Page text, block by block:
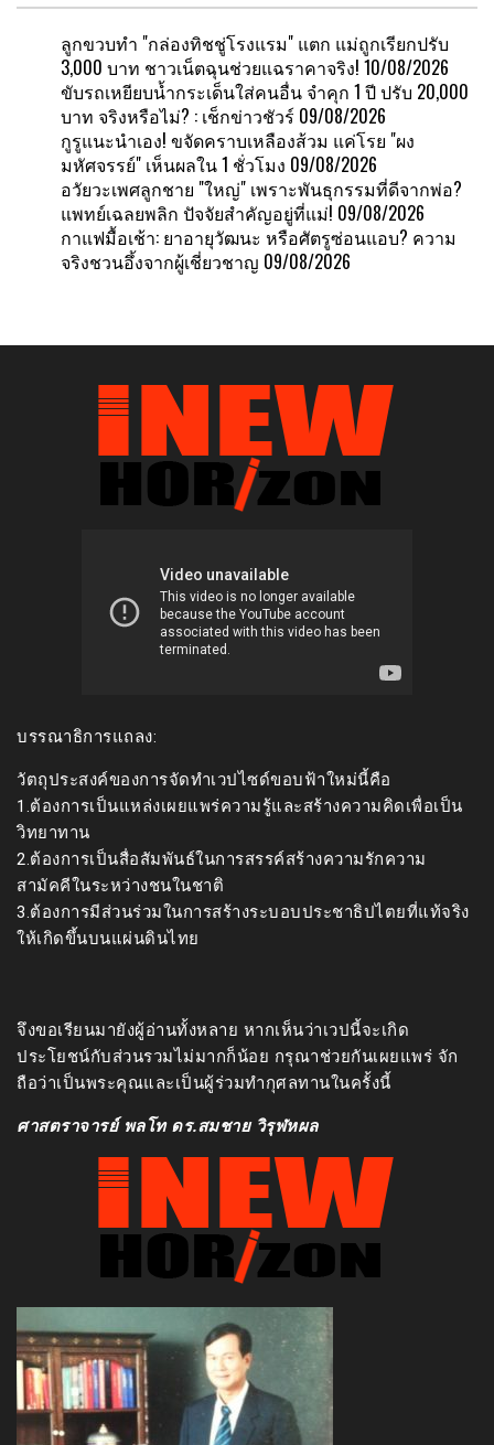
ลูกขวบทำ "กล่องทิชชู่โรงแรม" แตก แม่ถูกเรียกปรับ
3,000 บาท ชาวเน็ตฉุนช่วยแฉราคาจริง! 10/08/2026
ขับรถเหยียบน้ำกระเด็นใส่คนอื่น จำคุก 1 ปี ปรับ 20,000
บาท จริงหรือไม่? : เช็กข่าวชัวร์ 09/08/2026
กูรูแนะนำเอง! ขจัดคราบเหลืองส้วม แค่โรย "ผง
มหัศจรรย์" เห็นผลใน 1 ชั่วโมง 09/08/2026
อวัยวะเพศลูกชาย "ใหญ่" เพราะพันธุกรรมที่ดีจากพ่อ?
แพทย์เฉลยพลิก ปัจจัยสำคัญอยู่ที่แม่! 09/08/2026
กาแฟมื้อเช้า: ยาอายุวัฒนะ หรือศัตรูซ่อนแอบ? ความ
จริงชวนอึ้งจากผู้เชี่ยวชาญ 09/08/2026
บรรณาธิการแถลง:
วัตถุประสงค์ของการจัดทำเวปไซด์ขอบฟ้าใหม่นี้คือ
1.ต้องการเป็นแหล่งเผยแพร่ความรู้และสร้างความคิดเพื่อเป็น
วิทยาทาน
2.ต้องการเป็นสื่อสัมพันธ์ในการสรรค์สร้างความรักความ
สามัคคีในระหว่างชนในชาติ
3.ต้องการมีส่วนร่วมในการสร้างระบอบประชาธิปไตยที่แท้จริง
ให้เกิดขึ้นบนแผ่นดินไทย
จึงขอเรียนมายังผู้อ่านทั้งหลาย หากเห็นว่าเวปนี้จะเกิด
ประโยชน์กับส่วนรวมไม่มากก็น้อย กรุณาช่วยกันเผยแพร่ จัก
ถือว่าเป็นพระคุณและเป็นผู้ร่วมทำกุศลทานในครั้งนี้
ศาสตราจารย์ พลโท ดร.สมชาย วิรุฬหผล